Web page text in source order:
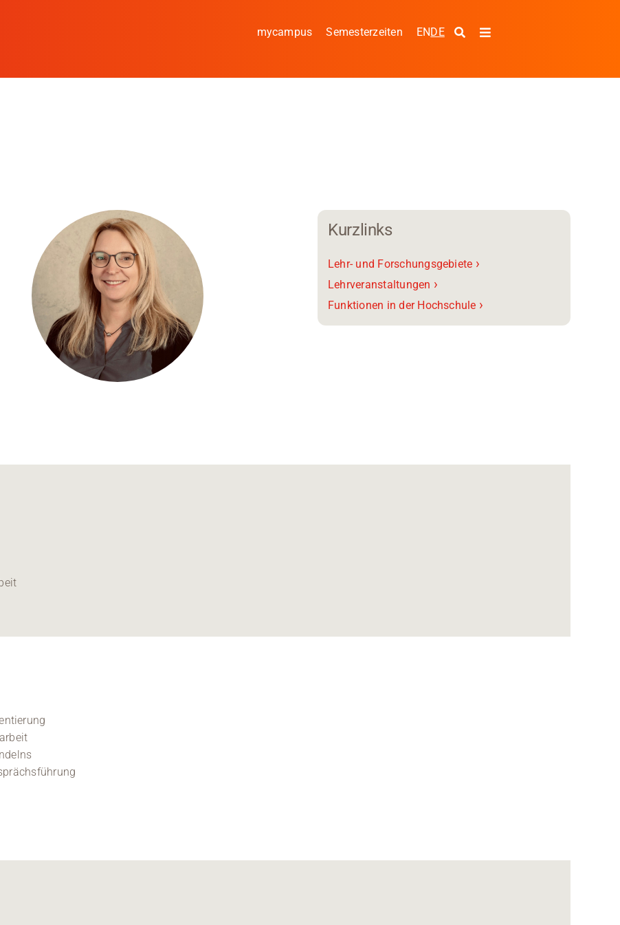
mycampus Semesterzeiten ENDE
Toggle
Studieren
Entdecke die Region
Informationen für …
Kontakt
Medien
Kurzlinks
Lehr- und Forschungsgebiete ›
Lehrveranstaltungen ›
Funktionen in der Hochschule ›